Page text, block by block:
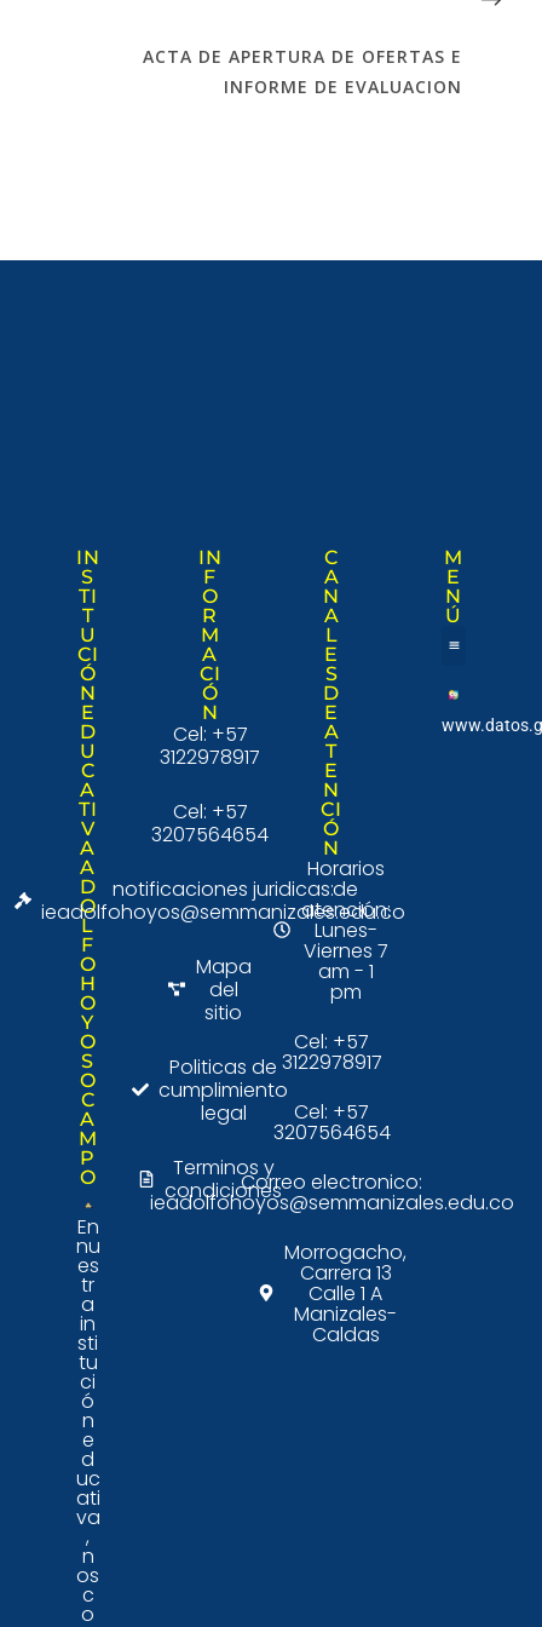
ACTA DE APERTURA DE OFERTAS E
INFORME DE EVALUACION
IN
S
TI
T
U
CI
Ó
N
E
D
U
C
A
TI
V
A
A
D
O
L
F
O
H
O
Y
O
S
O
C
A
M
P
O
En
nu
es
tr
a
in
sti
tu
ci
ó
n
e
d
uc
ati
va
,
n
os
c
o
IN
F
O
R
M
A
CI
Ó
N
Cel: +57
3122978917
Cel: +57
3207564654
notificaciones juridicas:
ieadolfohoyos@semmanizales.edu.co
Mapa
del
sitio
Politicas de
cumplimiento
legal
Terminos y
condiciones
C
A
N
A
L
E
S
D
E
A
T
E
N
CI
Ó
N
Horarios
de
atención:
Lunes-
Viernes 7
am - 1
pm
Cel: +57
3122978917
Cel: +57
3207564654
Correo electronico:
ieadolfohoyos@semmanizales.edu.co
Morrogacho,
Carrera 13
Calle 1 A
Manizales-
Caldas
M
E
N
Ú